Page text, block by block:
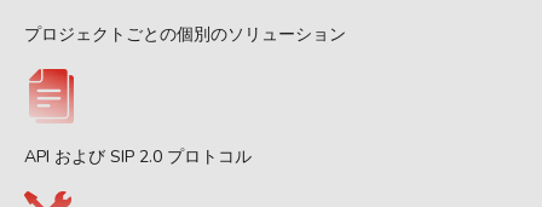
プロジェクトごとの個別のソリューション
API および SIP 2.0 プロトコル